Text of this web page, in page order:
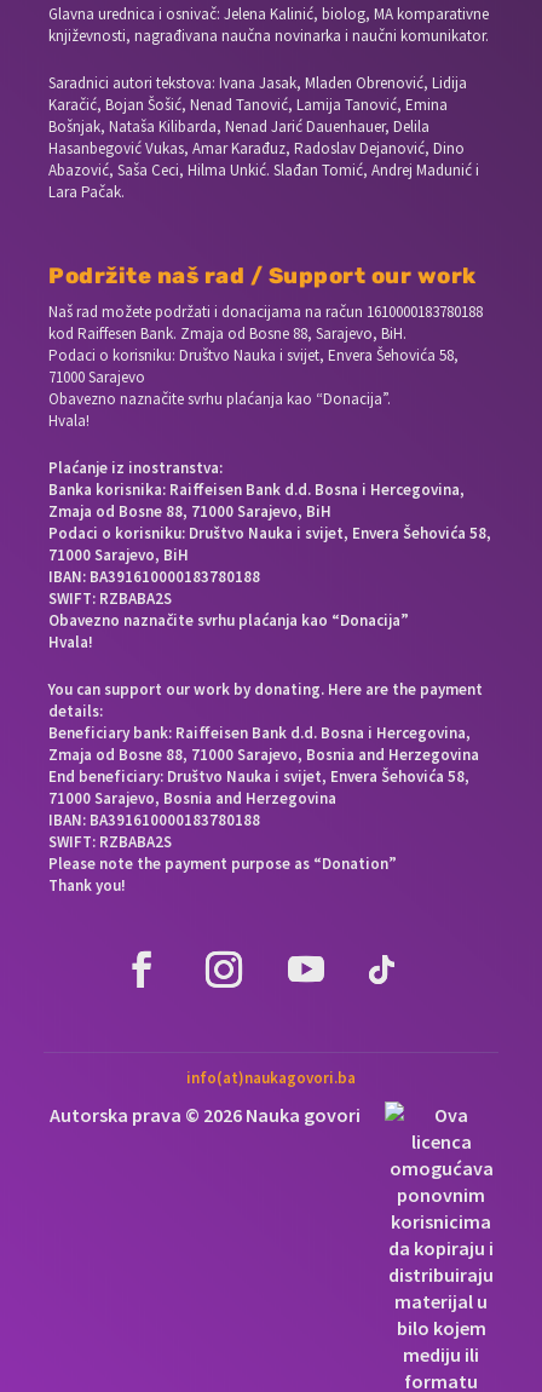
Glavna urednica i osnivač: Jelena Kalinić, biolog, MA komparativne
književnosti, nagrađivana naučna novinarka i naučni komunikator.
Saradnici autori tekstova: Ivana Jasak, Mladen Obrenović, Lidija
Karačić, Bojan Šošić, Nenad Tanović, Lamija Tanović, Emina
Bošnjak, Nataša Kilibarda, Nenad Jarić Dauenhauer, Delila
Hasanbegović Vukas, Amar Karađuz, Radoslav Dejanović, Dino
Abazović, Saša Ceci, Hilma Unkić. Slađan Tomić, Andrej Madunić i
Lara Pačak.
Podržite naš rad / Support our work
Naš rad možete podržati i donacijama na račun 1610000183780188
kod Raiffesen Bank. Zmaja od Bosne 88, Sarajevo, BiH.
Podaci o korisniku: Društvo Nauka i svijet, Envera Šehovića 58,
71000 Sarajevo
Obavezno naznačite svrhu plaćanja kao “Donacija”.
Hvala!
Plaćanje iz inostranstva:
Banka korisnika: Raiffeisen Bank d.d. Bosna i Hercegovina,
Zmaja od Bosne 88, 71000 Sarajevo, BiH
Podaci o korisniku: Društvo Nauka i svijet, Envera Šehovića 58,
71000 Sarajevo, BiH
IBAN: BA391610000183780188
SWIFT: RZBABA2S
Obavezno naznačite svrhu plaćanja kao “Donacija”
Hvala!
You can support our work by donating. Here are the payment
details:
Beneficiary bank: Raiffeisen Bank d.d. Bosna i Hercegovina,
Zmaja od Bosne 88, 71000 Sarajevo, Bosnia and Herzegovina
End beneficiary: Društvo Nauka i svijet, Envera Šehovića 58,
71000 Sarajevo, Bosnia and Herzegovina
IBAN: BA391610000183780188
SWIFT: RZBABA2S
Please note the payment purpose as “Donation”
Thank you!
info(at)naukagovori.ba
Autorska prava © 2026 Nauka govori